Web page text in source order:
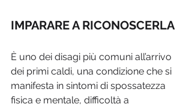
IMPARARE A RICONOSCERLA
È uno dei disagi più comuni all’arrivo
dei primi caldi, una condizione che si
manifesta in sintomi di spossatezza
fisica e mentale, difficoltà a